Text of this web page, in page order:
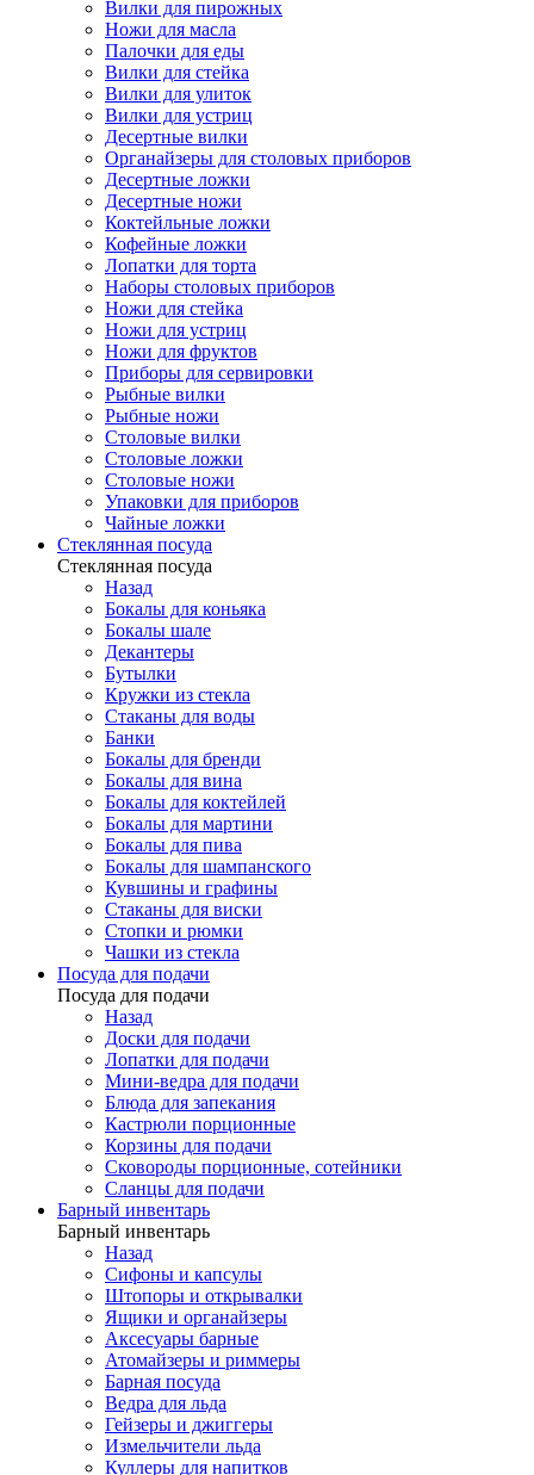
Вилки для пирожных
Ножи для масла
Палочки для еды
Вилки для стейка
Вилки для улиток
Вилки для устриц
Десертные вилки
Органайзеры для столовых приборов
Десертные ложки
Десертные ножи
Коктейльные ложки
Кофейные ложки
Лопатки для торта
Наборы столовых приборов
Ножи для стейка
Ножи для устриц
Ножи для фруктов
Приборы для сервировки
Рыбные вилки
Рыбные ножи
Столовые вилки
Столовые ложки
Столовые ножи
Упаковки для приборов
Чайные ложки
Стеклянная посуда
Стеклянная посуда
Назад
Бокалы для коньяка
Бокалы шале
Декантеры
Бутылки
Кружки из стекла
Стаканы для воды
Банки
Бокалы для бренди
Бокалы для вина
Бокалы для коктейлей
Бокалы для мартини
Бокалы для пива
Бокалы для шампанского
Кувшины и графины
Стаканы для виски
Стопки и рюмки
Чашки из стекла
Посуда для подачи
Посуда для подачи
Назад
Доски для подачи
Лопатки для подачи
Мини-ведра для подачи
Блюда для запекания
Кастрюли порционные
Корзины для подачи
Сковороды порционные, сотейники
Сланцы для подачи
Барный инвентарь
Барный инвентарь
Назад
Сифоны и капсулы
Штопоры и открывалки
Ящики и органайзеры
Аксесуары барные
Атомайзеры и риммеры
Барная посуда
Ведра для льда
Гейзеры и джиггеры
Измельчители льда
Куллеры для напитков